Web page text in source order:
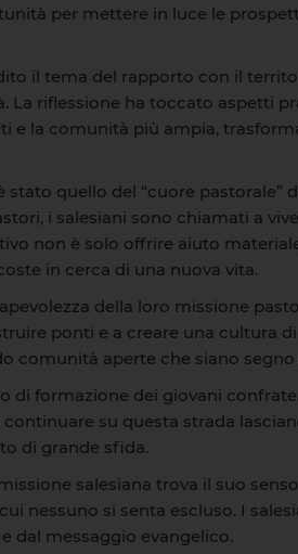
per mettere in luce le
il tema del rapporto con il
La riflessione ha toccato aspetti
e la comunità più ampia,
quello del “cuore pastorale”
i salesiani sono chiamati a
non è solo offrire aiuto
in cerca di una nuova vita.
della loro missione
ponti e a creare una cultura
comunità aperte che siano
di formazione dei giovani
su questa strada
di grande sfida.
salesiana trova il suo
nessuno si senta escluso. I
dal messaggio evangelico.